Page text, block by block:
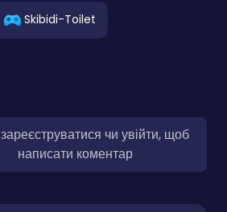
Skibidi-Toilet
чи увійти, щоб
написати коментар